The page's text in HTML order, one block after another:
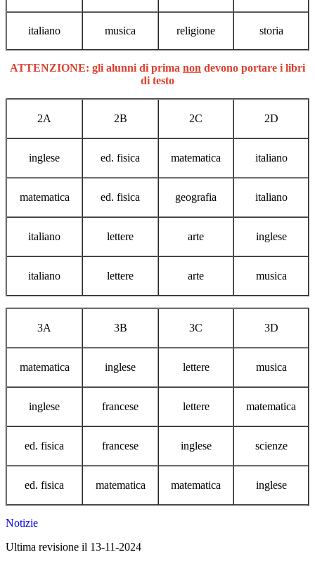
italiano musica religione storia
ATTENZIONE: gli alunni di prima non devono portare i libri
di testo
2A 2B 2C 2D
inglese ed. fisica matematica italiano
matematica ed. fisica geografia italiano
italiano lettere arte inglese
italiano lettere arte musica
3A 3B 3C 3D
matematica inglese lettere musica
inglese francese lettere matematica
ed. fisica francese inglese scienze
ed. fisica matematica matematica inglese
Notizie
Ultima revisione il 13-11-2024